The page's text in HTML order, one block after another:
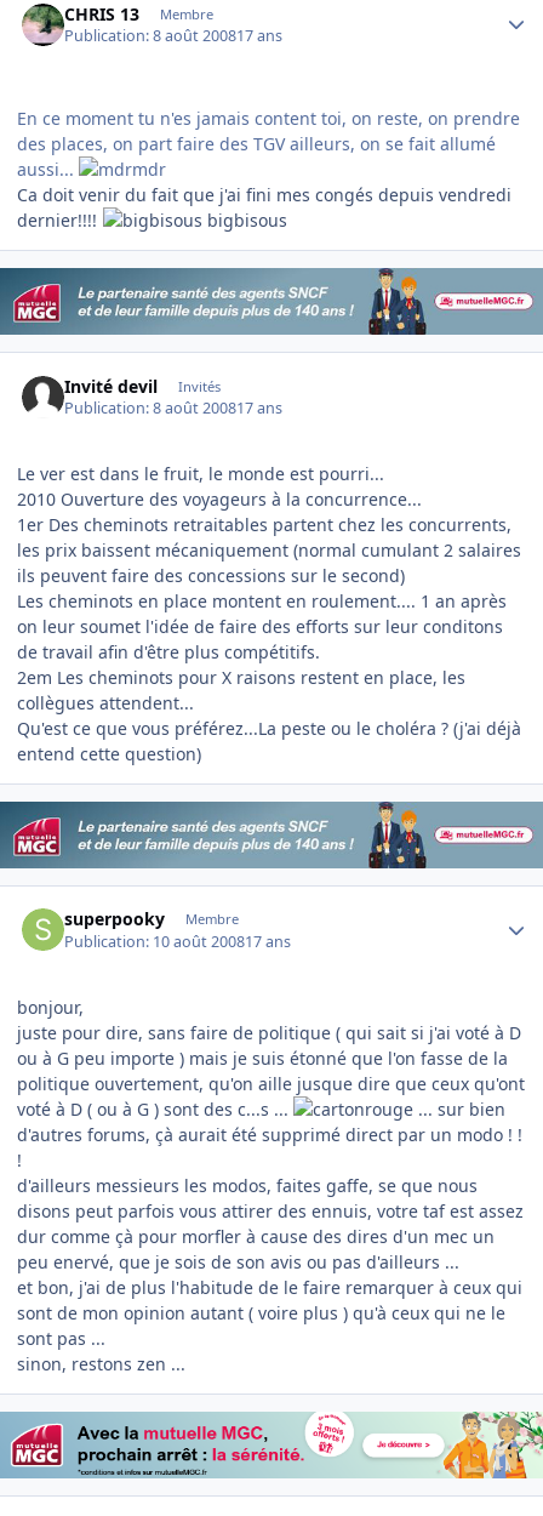
CHRIS 13 Membre
Publication:8 août 200817 ans
En ce moment tu n'es jamais content toi, on reste, on prendre
des places, on part faire des TGV ailleurs, on se fait allumé
aussi...
Ca doit venir du fait que j'ai fini mes congés depuis vendredi
dernier!!!!
bigbisous
Invité devil Invités
Publication:8 août 200817 ans
Le ver est dans le fruit, le monde est pourri...
2010 Ouverture des voyageurs à la concurrence...
1er Des cheminots retraitables partent chez les concurrents,
les prix baissent mécaniquement (normal cumulant 2 salaires
ils peuvent faire des concessions sur le second)
Les cheminots en place montent en roulement.... 1 an après
on leur soumet l'idée de faire des efforts sur leur conditons
de travail afin d'être plus compétitifs.
2em Les cheminots pour X raisons restent en place, les
collègues attendent...
Qu'est ce que vous préférez...La peste ou le choléra ? (j'ai déjà
entend cette question)
superpooky Membre
Publication: 10 août 200817 ans
bonjour,
juste pour dire, sans faire de politique ( qui sait si j'ai voté à D
ou à G peu importe ) mais je suis étonné que l'on fasse de la
politique ouvertement, qu'on aille jusque dire que ceux qu'ont
voté à D ( ou à G ) sont des c...s ...
... sur bien
d'autres forums, çà aurait été supprimé direct par un modo ! !
!
d'ailleurs messieurs les modos, faites gaffe, se que nous
disons peut parfois vous attirer des ennuis, votre taf est assez
dur comme çà pour morfler à cause des dires d'un mec un
peu enervé, que je sois de son avis ou pas d'ailleurs ...
et bon, j'ai de plus l'habitude de le faire remarquer à ceux qui
sont de mon opinion autant ( voire plus ) qu'à ceux qui ne le
sont pas ...
sinon, restons zen ...